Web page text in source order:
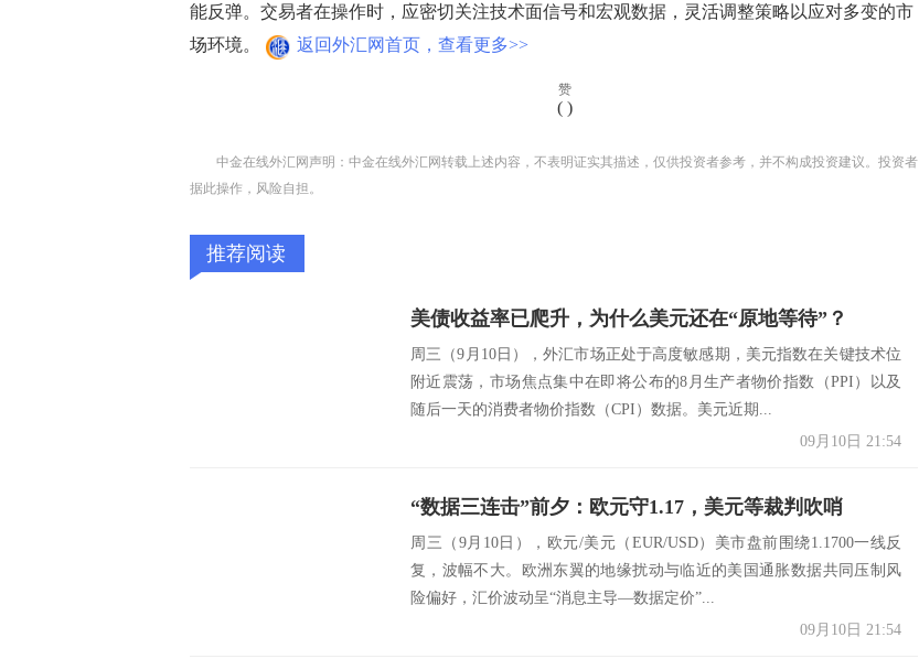
能反弹。交易者在操作时，应密切关注技术面信号和宏观数据，灵活调整策略以应对多变的市
场环境。
返回外汇网首页，查看更多>>
赞
( )
中金在线外汇网声明：中金在线外汇网转载上述内容，不表明证实其描述，仅供投资者参考，并不构成投资建议。投资者
据此操作，风险自担。
推荐阅读
美债收益率已爬升，为什么美元还在“原地等待”？
周三（9月10日），外汇市场正处于高度敏感期，美元指数在关键技术位
附近震荡，市场焦点集中在即将公布的8月生产者物价指数（PPI）以及
随后一天的消费者物价指数（CPI）数据。美元近期...
09月10日 21:54
“数据三连击”前夕：欧元守1.17，美元等裁判吹哨
周三（9月10日），欧元/美元（EUR/USD）美市盘前围绕1.1700一线反
复，波幅不大。欧洲东翼的地缘扰动与临近的美国通胀数据共同压制风
险偏好，汇价波动呈“消息主导—数据定价”...
09月10日 21:54